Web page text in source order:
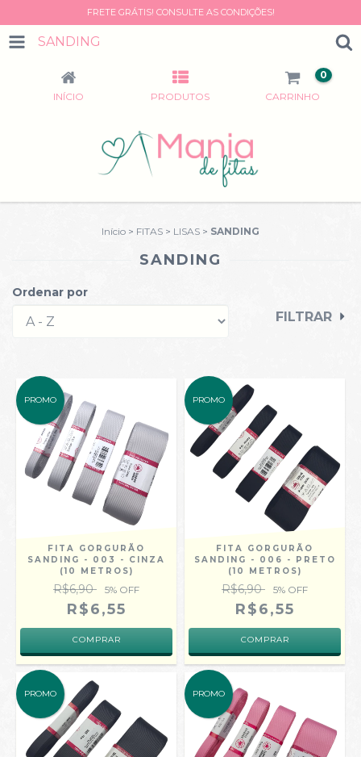
FRETE GRÁTIS! CONSULTE AS CONDIÇÕES!
SANDING
INÍCIO PRODUTOS CARRINHO
0
Início > FITAS > LISAS > SANDING
SANDING
Ordenar por
FILTRAR
PROMO
FITA GORGURÃO
SANDING - 003 - CINZA
(10 METROS)
R$6,90 5% OFF
R$6,55
COMPRAR
PROMO
FITA GORGURÃO
SANDING - 006 - PRETO
(10 METROS)
R$6,90 5% OFF
R$6,55
COMPRAR
PROMO PROMO